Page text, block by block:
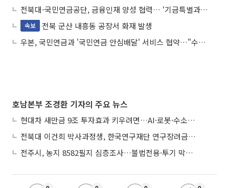
전북대-국민연금공단, 금융인재 양성 협력… ‘기금특별과정’ 신설
속보
전북 군산 내흥동 공장서 화재 발생
우본, 국민연금과 '국민연금 안심배달' 서비스 협약…"수령자 집으로 직접 배달"
호남본부 조경환 기자의 주요 뉴스
현대차 새만금 9조 투자효과 키우려면…AI·로봇·수소 공공기관 집적화 시급
전북대 이건희 박사과정생, 한국연구재단 연구장려금 선정
전주시, 농지 8582필지 심층조사…불법전용·투기 막는다